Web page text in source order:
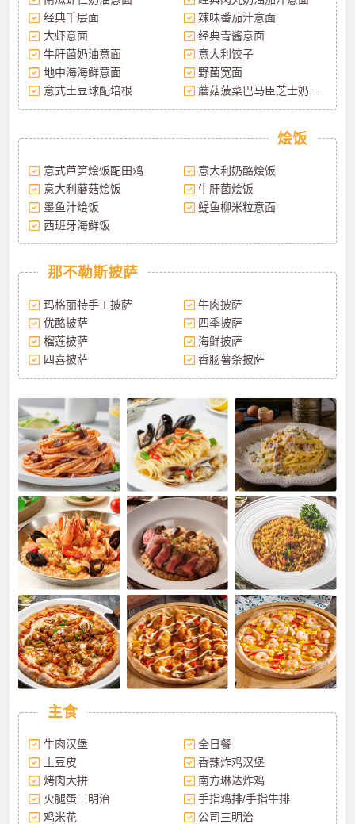
经典千层面
辣味番茄汁意面
大虾意面
经典青酱意面
牛肝菌奶油意面
意大利饺子
地中海海鲜意面
野菌宽面
意式土豆球配培根
烩饭
意式芦笋烩饭配田鸡
意大利奶酪烩饭
意大利蘑菇烩饭
牛肝菌烩饭
墨鱼汁烩饭
鳀鱼柳米粒意面
西班牙海鲜饭
那不勒斯披萨
玛格丽特手工披萨
牛肉披萨
优酪披萨
四季披萨
榴莲披萨
海鲜披萨
四喜披萨
香肠薯条披萨
主食
牛肉汉堡
全日餐
土豆皮
香辣炸鸡汉堡
烤肉大拼
南方琳达炸鸡
火腿蛋三明治
手指鸡排/手指牛排
鸡米花
公司三明治